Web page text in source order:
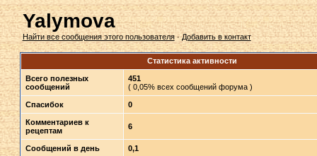
Yalymova
Найти все сообщения этого пользователя·Добавить в контакт
Статистика активности
Всего полезных
сообщений
451
( 0,05% всех сообщений форума )
Спасибок 0
Комментариев к
рецептам
6
Сообщений в день 0,1